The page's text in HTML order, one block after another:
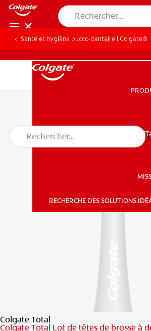
SANTÉ BUCCO-
RECHERCHE DES SOLUTIONS
Santé et hygiène bucco-dentaire | Colgate®
Colgate Total
Colgate Total Lot de têtes de brosse à